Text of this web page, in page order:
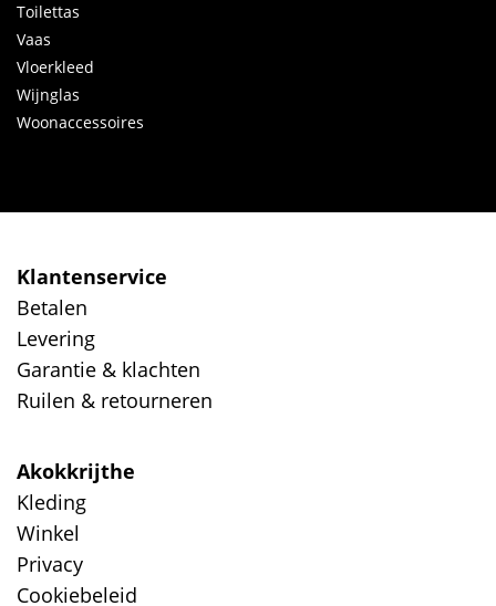
Toilettas
Vaas
Vloerkleed
Wijnglas
Woonaccessoires
Klantenservice
Betalen
Levering
Garantie & klachten
Ruilen & retourneren
Akokkrijthe
Kleding
Winkel
Privacy
Cookiebeleid